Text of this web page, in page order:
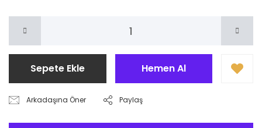
Sepete Ekle Hemen Al
Arkadaşına Öner Paylaş